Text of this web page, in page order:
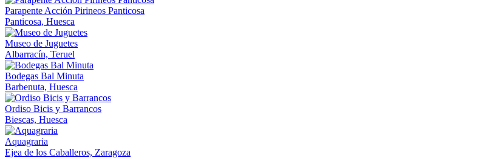
Parapente Acción Pirineos Panticosa
Panticosa, Huesca
Museo de Juguetes
Albarracín, Teruel
Bodegas Bal Minuta
Barbenuta, Huesca
Ordiso Bicis y Barrancos
Biescas, Huesca
Aquagraria
Ejea de los Caballeros, Zaragoza